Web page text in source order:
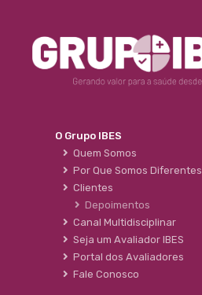
O Grupo IBES
Quem Somos
Por Que Somos Diferentes
Clientes
Depoimentos
Canal Multidisciplinar
Seja um Avaliador IBES
Portal dos Avaliadores
Fale Conosco